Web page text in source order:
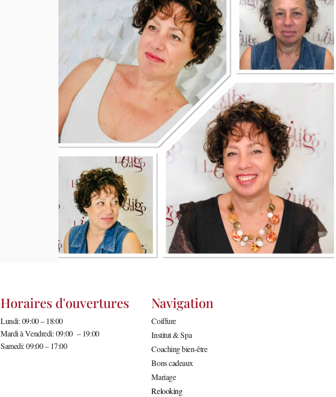
Horaires d'ouvertures
Lundi: 09:00 – 18:00
Mardi à Vendredi: 09:00 – 19:00
Samedi: 09:00 – 17:00
Navigation
Coiffure
Institut & Spa
Coaching bien-être
Bons cadeaux
Mariage
Relooking